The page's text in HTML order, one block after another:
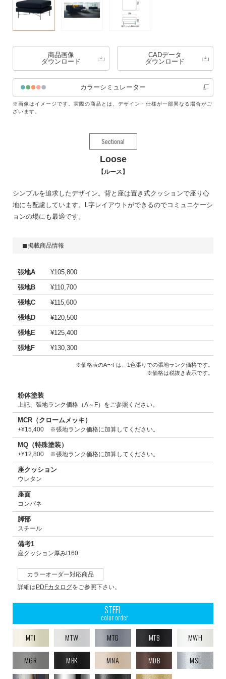
商品画像
ダウンロード
CADデータ
ダウンロード
カラーシミュレーター
※画像はイメージです。実際の商品とは、デザイン・仕様が一部異なる場合がご
ざいます。
Sectional
Loose
ルース
シンプルを追求したデザイン。背と座は置き式クッションで座り心
地にも配慮しています。L字レイアウトができるのでコミュニケーシ
ョンの場にも最適です。
掲載商品情報
張地A
¥105,800
張地B
¥110,700
張地C
¥115,600
張地D
¥120,500
張地E
¥125,400
張地F
¥130,300
※価格表のA〜Fは、1色張りでの張地ランク価格です。
※価格は税抜き表示です。
粉体塗装
上記、張地ランク価格（A～F）をご参照ください。
MCR（クロームメッキ）
+¥15,400 ※張地ランク価格に加算してください。
MQ（特殊塗装）
+¥12,800 ※張地ランク価格に加算してください。
座クッション
ウレタン
座面
コンパネ
脚部
スチール
備考1
座クッション厚みt160
カラーオーダー対応商品
詳細は PDFカタログをご参照下さい。
STEEL
color order
MTI
MTW MTG MTB MWH
MGR MBK MNA MDB MSL